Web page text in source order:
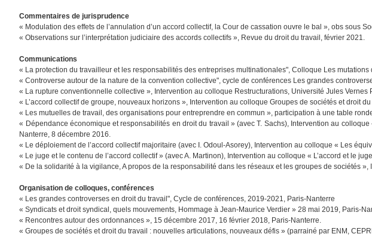
Commentaires de jurisprudence
« Modulation des effets de l’annulation d’un accord collectif, la Cour de cassation ouvre le bal », obs sous
« Observations sur l’interprétation judiciaire des accords collectifs », Revue du droit du travail, février 2021.
Communications
« La protection du travailleur et les responsabilités des entreprises multinationales", Colloque Les
« Controverse autour de la nature de la convention collective", cycle de conférences Les grandes
« La rupture conventionnelle collective », Intervention au colloque Restructurations, Université Jules Vernes
« L’accord collectif de groupe, nouveaux horizons », Intervention au colloque Groupes de sociétés et droit
« Les mutuelles de travail, des organisations pour entreprendre en commun », participation à une table
« Dépendance économique et responsabilités en droit du travail » (avec T. Sachs), Intervention au
Nanterre, 8 décembre 2016.
« Le déploiement de l’accord collectif majoritaire (avec I. Odoul-Asorey), Intervention au colloque « Les
« Le juge et le contenu de l’accord collectif » (avec A. Martinon), Intervention au colloque « L’accord et le
« De la solidarité à la vigilance, A propos de la responsabilité dans les réseaux et les groupes de sociétés
Organisation de colloques, conférences
« Les grandes controverses en droit du travail", Cycle de conférences, 2019-2021, Paris-Nanterre
« Syndicats et droit syndical, quels mouvements, Hommage à Jean-Maurice Verdier » 28 mai 2019, Paris-
« Rencontres autour des ordonnances », 15 décembre 2017, 16 février 2018, Paris-Nanterre.
« Groupes de sociétés et droit du travail : nouvelles articulations, nouveaux défis » (parrainé par ENM,